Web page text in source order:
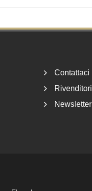
Contattaci
Rivenditori
Newsletter